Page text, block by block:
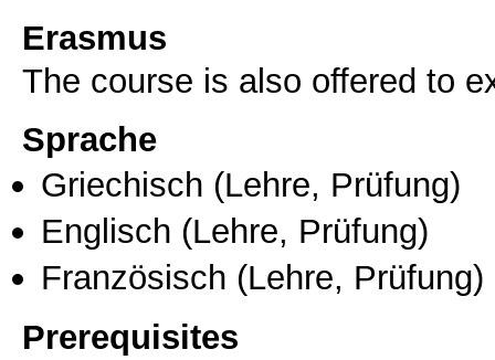
Erasmus
The course is also offered to
Sprache
Griechisch (Lehre, Prüfung)
Englisch (Lehre, Prüfung)
Französisch (Lehre, Prüfung)
Prerequisites